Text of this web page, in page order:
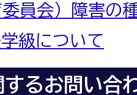
委員会）障害の
級について
するお問い合